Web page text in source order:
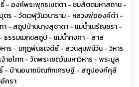
- องค์พระพุทธเมตตา - ชมสัตตมหาสถาน -
ตร - วัดเวฬุวันวนาราม - หลวงพ่อองค์ดำ -
- สถูปบ้านนางสุชาดา - แม่น้ำเนรัญชรา -
รรมเมกขสถูป - แม่น้ำคงคา - สาล
าร - มกุฎพันธเจดีย์ - สวนลุมพินีวัน - วิหาร
จ้าอโศก - วัดพระเชตวันมหาวิหาร - พระมูล
- บ้านอนาถบิณฑิกเศรษฐี - สถูปองค์คุลี
ครา